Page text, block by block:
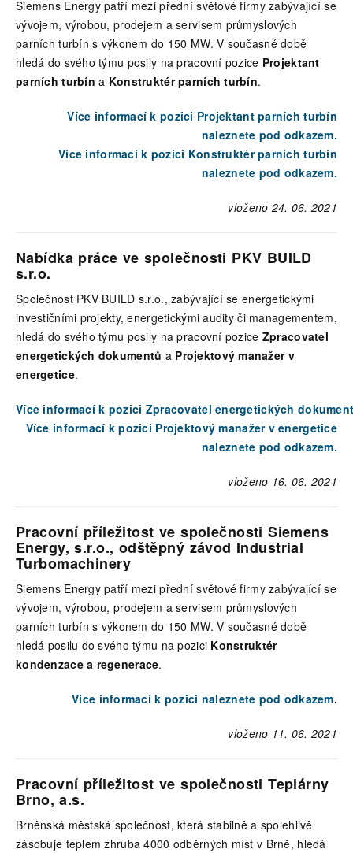
Siemens Energy patří mezi přední světové firmy zabývající se
vývojem, výrobou, prodejem a servisem průmyslových
parních turbín s výkonem do 150 MW. V současné době
hledá do svého týmu posily na pracovní pozice Projektant
parních turbín a Konstruktér parních turbín.
Více informací k pozici Projektant parních turbín
naleznete pod odkazem.
Více informací k pozici Konstruktér parních turbín
naleznete pod odkazem.
vloženo 24. 06. 2021
Nabídka práce ve společnosti PKV BUILD
s.r.o.
Společnost PKV BUILD s.r.o., zabývající se energetickými
investičními projekty, energetickými audity či managementem,
hledá do svého týmu posily na pracovní pozice Zpracovatel
energetických dokumentů a Projektový manažer v
energetice.
Více informací k pozici Zpracovatel energetických
Více informací k pozici Projektový manažer v energetice
naleznete pod odkazem.
vloženo 16. 06. 2021
Pracovní příležitost ve společnosti Siemens
Energy, s.r.o., odštěpný závod Industrial
Turbomachinery
Siemens Energy patří mezi přední světové firmy zabývající se
vývojem, výrobou, prodejem a servisem průmyslových
parních turbín s výkonem do 150 MW. V současné době
hledá posilu do svého týmu na pozici Konstruktér
kondenzace a regenerace.
Více informací k pozici naleznete pod odkazem.
vloženo 11. 06. 2021
Pracovní příležitost ve společnosti Teplárny
Brno, a.s.
Brněnská městská společnost, která stabilně a spolehlivě
zásobuje teplem zhruba 4000 odběrných míst v Brně, hledá